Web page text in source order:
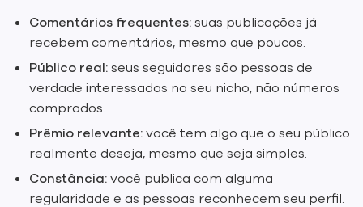
Comentários frequentes:suas publicações já
recebem comentários, mesmo que poucos.
Público real:seus seguidores são pessoas de
verdade interessadas no seu nicho, não números
comprados.
Prêmio relevante:você tem algo que o seu público
realmente deseja, mesmo que seja simples.
Constância:você publica com alguma
regularidade e as pessoas reconhecem seu perfil.